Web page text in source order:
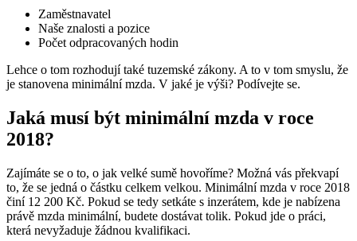
Zaměstnavatel
Naše znalosti a pozice
Počet odpracovaných hodin
Lehce o tom rozhodují také tuzemské zákony. A to v tom smyslu, že
je stanovena minimální mzda. V jaké je výši? Podívejte se.
Jaká musí být minimální mzda v roce
2018?
Zajímáte se o to, o jak velké sumě hovoříme? Možná vás překvapí
to, že se jedná o částku celkem velkou. Minimální mzda v roce 2018
činí 12 200 Kč. Pokud se tedy setkáte s inzerátem, kde je nabízena
právě mzda minimální, budete dostávat tolik. Pokud jde o práci,
která nevyžaduje žádnou kvalifikaci.